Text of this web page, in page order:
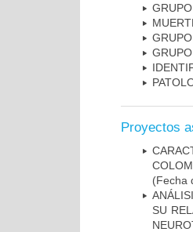
Proyectos
(Fecha
SU